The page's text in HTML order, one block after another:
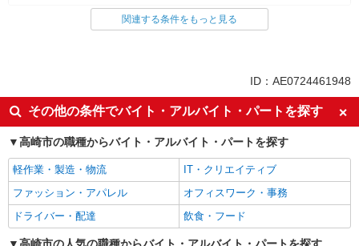
同じ雇用形態から馬庭駅の求人を探す
同じ特徴から馬庭駅の求人を探す
入社日応相談
履歴書不要
Web面接OK
職場見学OKまたは説明会あり
未経験歓迎
経験者・有資格者歓迎
新卒・第二新卒歓迎
女性活躍中
主婦・主夫歓迎
フリーター歓迎
学歴不問
ブランクOK
関連する条件をもっと見る
ID：AE0724461948
その他の条件でバイト・アルバイト・パートを探す
高崎市の職種からバイト・アルバイト・パートを探す
軽作業・製造・物流
IT・クリエイティブ
ファッション・アパレル
オフィスワーク・事務
ドライバー・配達
飲食・フード